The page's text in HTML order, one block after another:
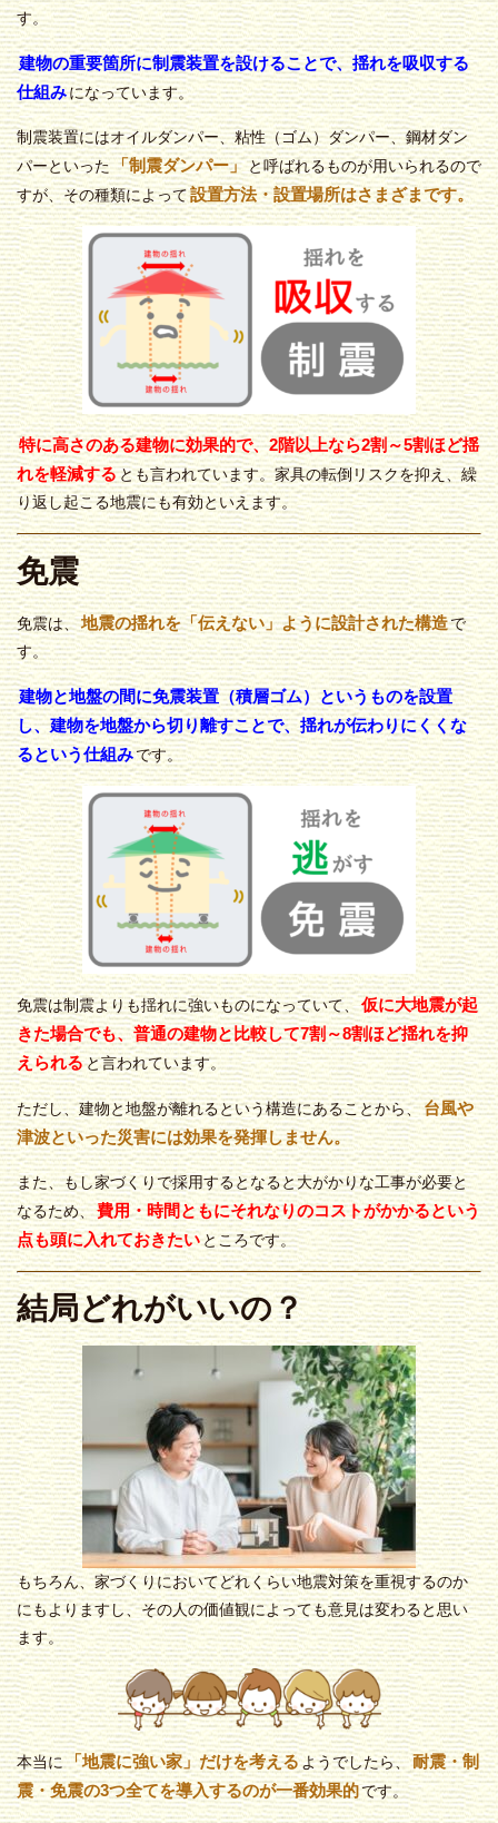
す。
建物の重要箇所に制震装置を設けることで、揺れを吸収する
仕組みになっています。
制震装置にはオイルダンパー、粘性（ゴム）ダンパー、鋼材ダン
パーといった「制震ダンパー」と呼ばれるものが用いられるので
すが、その種類によって設置方法・設置場所はさまざまです。
特に高さのある建物に効果的で、2階以上なら2割～5割ほど揺
れを軽減するとも言われています。家具の転倒リスクを抑え、繰
り返し起こる地震にも有効といえます。
免震
免震は、地震の揺れを「伝えない」ように設計された構造で
す。
建物と地盤の間に免震装置（積層ゴム）というものを設置
し、建物を地盤から切り離すことで、揺れが伝わりにくくな
るという仕組みです。
免震は制震よりも揺れに強いものになっていて、仮に大地震が起
きた場合でも、普通の建物と比較して7割～8割ほど揺れを抑
えられると言われています。
ただし、建物と地盤が離れるという構造にあることから、台風や
津波といった災害には効果を発揮しません。
また、もし家づくりで採用するとなると大がかりな工事が必要と
なるため、費用・時間ともにそれなりのコストがかかるという
点も頭に入れておきたいところです。
結局どれがいいの？
もちろん、家づくりにおいてどれくらい地震対策を重視するのか
にもよりますし、その人の価値観によっても意見は変わると思い
ます。
本当に「地震に強い家」だけを考えるようでしたら、耐震・制
震・免震の3つ全てを導入するのが一番効果的です。